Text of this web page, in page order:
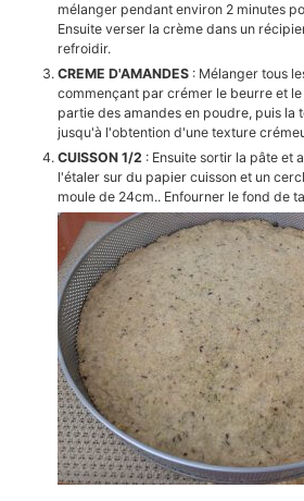
mélanger pendant environ 2 minutes
Ensuite verser la crème dans un
refroidir.
CREME D'AMANDES : Mélanger tous
commençant par crémer le beurre et
partie des amandes en poudre, puis la
jusqu'à l'obtention d'une texture
CUISSON 1/2 : Ensuite sortir la pâte et
l'étaler sur du papier cuisson et un
moule de 24cm.. Enfourner le fond de